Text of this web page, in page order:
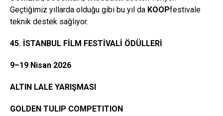
Geçtiğimiz yıllarda olduğu gibi bu yıl da KOOPfestivale
teknik destek sağlıyor.
45. İSTANBUL FİLM FESTİVALİ ÖDÜLLERİ
9–19 Nisan 2026
ALTIN LALE YARIŞMASI
GOLDEN TULIP COMPETITION